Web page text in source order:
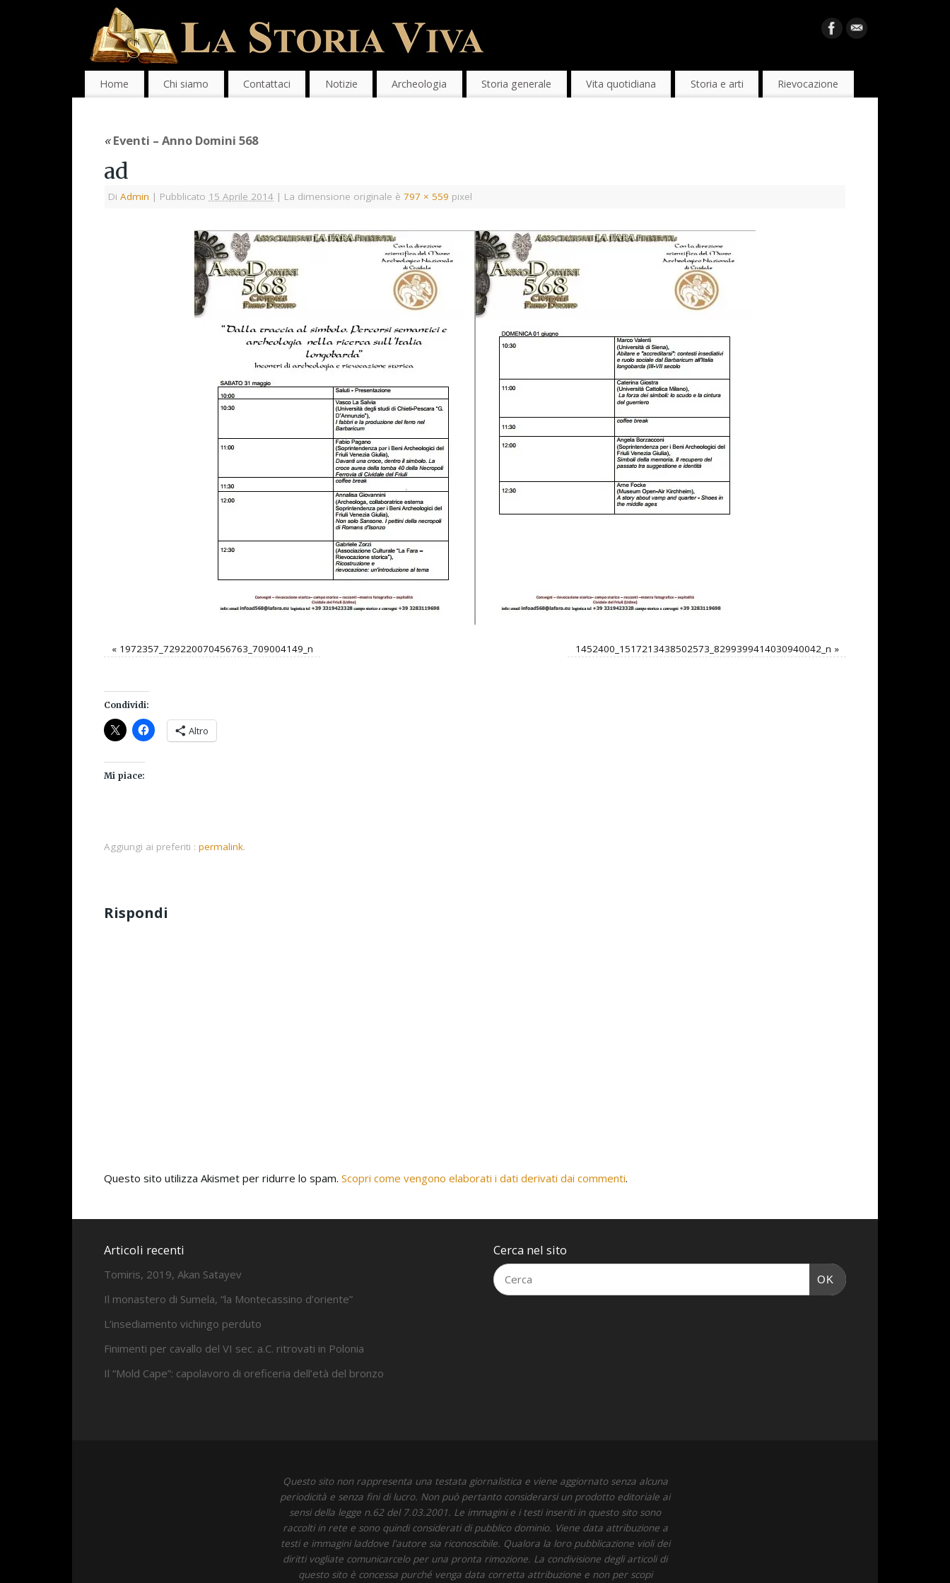
Home Chi siamo Contattaci Notizie Archeologia Storia generale Vita quotidiana Storia e arti Rievocazione
«Eventi – Anno Domini 568
ad
Di Admin | Pubblicato 15 Aprile 2014 | La dimensione originale è 797 × 559 pixel
« 1972357_729220070456763_709004149_n 1452400_1517213438502573_8299399414030940042_n »
Condividi:
Altro
Mi piace:
Aggiungi ai preferiti : permalink.
Rispondi
Questo sito utilizza Akismet per ridurre lo spam. Scopri come vengono elaborati i dati derivati dai commenti.
Articoli recenti
Tomiris, 2019, Akan Satayev
Il monastero di Sumela, “la Montecassino d’oriente”
L’insediamento vichingo perduto
Finimenti per cavallo del VI sec. a.C. ritrovati in Polonia
Il “Mold Cape”: capolavoro di oreficeria dell’età del bronzo
Cerca nel sito
OK
Questo sito non rappresenta una testata giornalistica e viene aggiornato senza alcuna
periodicità e senza fini di lucro. Non può pertanto considerarsi un prodotto editoriale ai
sensi della legge n.62 del 7.03.2001. Le immagini e i testi inseriti in questo sito sono
raccolti in rete e sono quindi considerati di pubblico dominio. Viene data attribuzione a
testi e immagini laddove l'autore sia riconoscibile. Qualora la loro pubblicazione violi dei
diritti vogliate comunicarcelo per una pronta rimozione. La condivisione degli articoli di
questo sito è concessa purché venga data corretta attribuzione e non per scopi